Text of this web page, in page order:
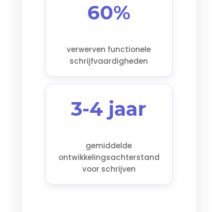
60%
verwerven functionele
schrijfvaardigheden
3-4 jaar
gemiddelde
ontwikkelingsachterstand
voor schrijven